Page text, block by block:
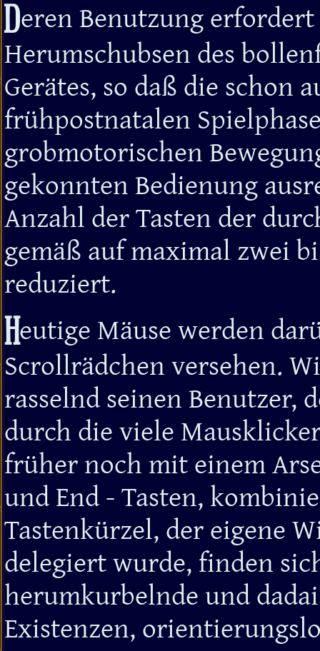
Deren Benutzung
Herumschubsen des
Gerätes, so daß die schon
frühpostnatalen
grobmotorischen
gekonnten Bedienung
Anzahl der Tasten der
gemäß auf maximal zwei
reduziert.
Heutige Mäuse werden
Scrollrädchen versehen.
rasselnd seinen Benutzer,
durch die viele
früher noch mit einem
und End - Tasten,
Tastenkürzel, der eigene
delegiert wurde, finden
herumkurbelnde und
Existenzen,